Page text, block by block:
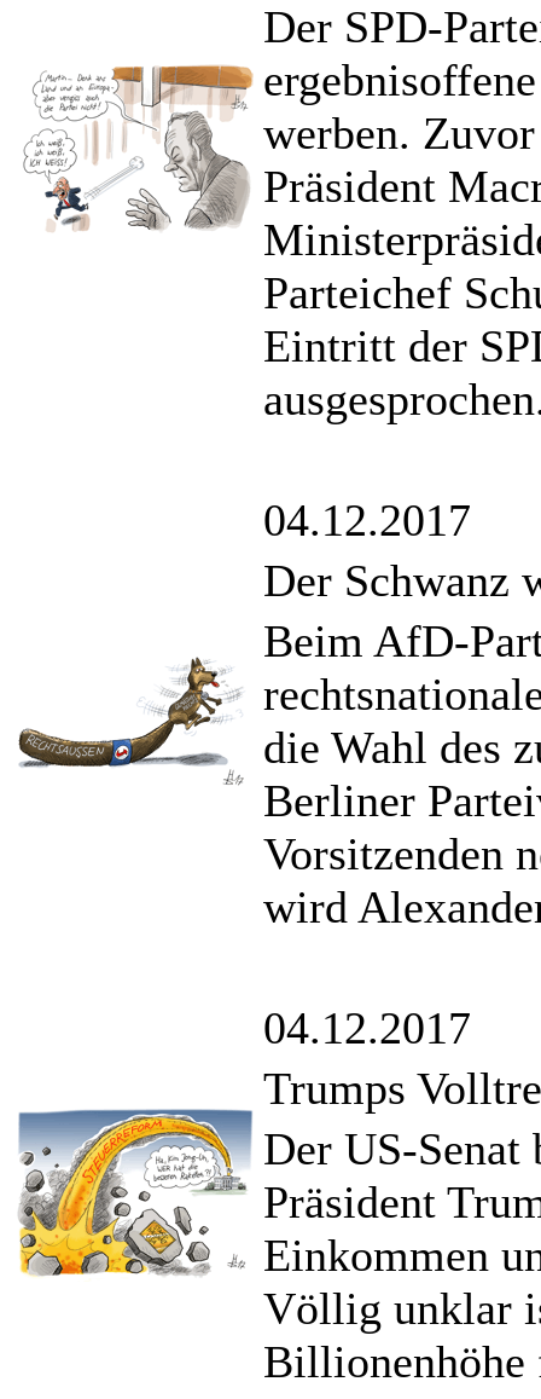
Der SPD-
werben.
Präsident
Parteichef
Eintritt der
04.12.2017
Der Schwanz
Beim AfD-
die Wahl des
Berliner
Vorsitzenden
wird
04.12.2017
Trumps
Der US-
Präsident
Einkommen
Völlig unklar
Billionenhöhe